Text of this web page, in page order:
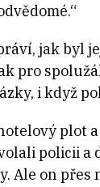
jak byl
pro
i když
plot
policii a
Ale on přes